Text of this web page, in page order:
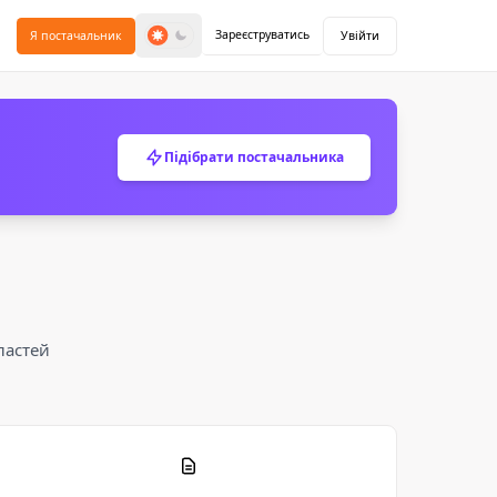
Я постачальник Зареєструватись Увійти
Підібрати постачальника